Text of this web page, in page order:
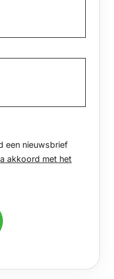
een nieuwsbrief
akkoord met het